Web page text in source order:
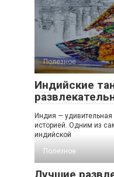
Полезное
Индийские
Индия — удивительная
историей. Одним из
индийской
Полезное